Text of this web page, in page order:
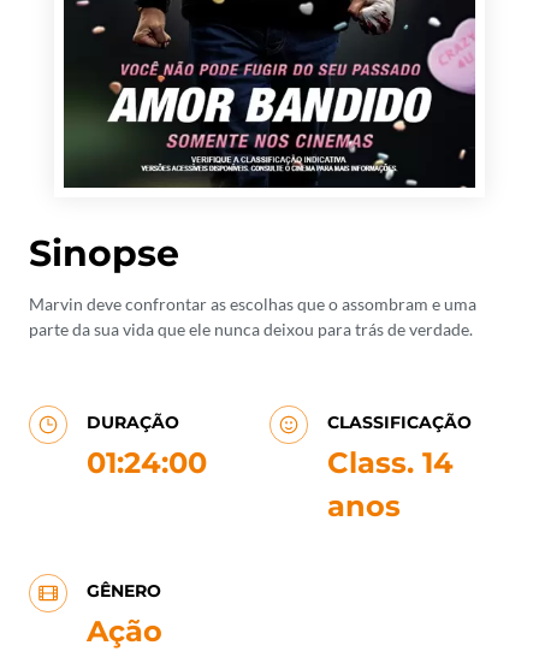
Sinopse
Marvin deve confrontar as escolhas que o assombram e uma
parte da sua vida que ele nunca deixou para trás de verdade.
DURAÇÃO
01:24:00
CLASSIFICAÇÃO
Class. 14
anos
GÊNERO
Ação